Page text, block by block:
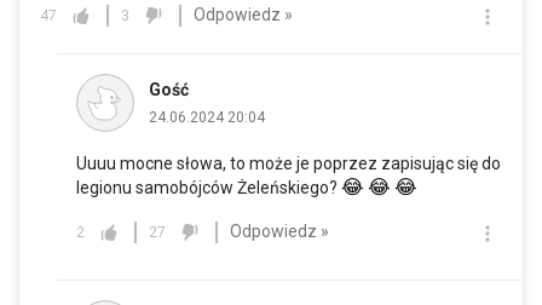
47 3 Odpowiedz »
Gość
24.06.2024 20:04
Uuuu mocne słowa, to może je poprzez zapisując się do
legionu samobójców Żeleńskiego? 😂 😂 😂
2 27 Odpowiedz »